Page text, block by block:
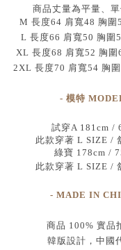
商品丈量為平量、
M 長度64 肩寬48 胸圍
L 長度66 肩寬50 胸圍
XL 長度68 肩寬52 胸圍
2XL 長度70 肩寬54 胸
- 模特
試穿A 181cm /
此款穿著 L SIZE /
綠寶 178cm /
此款穿著 L SIZE /
- MADE IN
商品 100% 實品
韓版設計，中國